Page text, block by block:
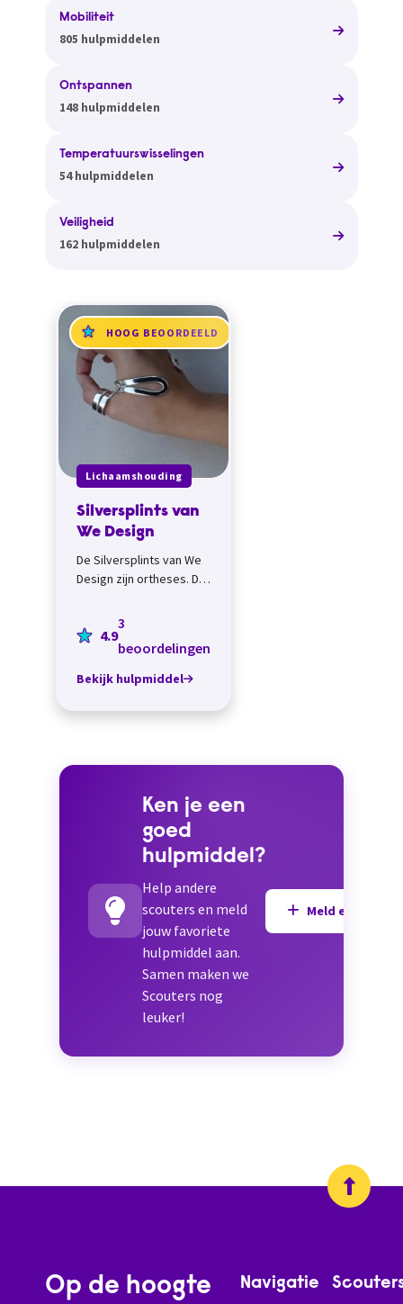
Mobiliteit
805 hulpmiddelen
Ontspannen
148 hulpmiddelen
Temperatuurswisselingen
54 hulpmiddelen
Veiligheid
162 hulpmiddelen
HOOG BEOORDEELD
Lichaamshouding
Silversplints van
We Design
De Silversplints van We
Design zijn ortheses. Dat
gedragen hulpmiddel
om afwijkende standen
of abnor...
4.9
3
beoordelingen
Bekijk hulpmiddel
Ken je een
goed
hulpmiddel?
Help andere
scouters en meld
jouw favoriete
hulpmiddel aan.
Samen maken we
Scouters nog
leuker!
Meld een
Op de hoogte
Navigatie